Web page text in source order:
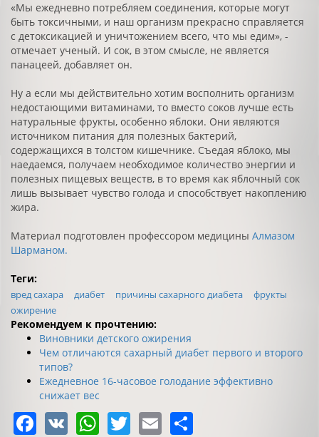
«Мы ежедневно потребляем соединения, которые могут
быть токсичными, и наш организм прекрасно справляется
с детоксикацией и уничтожением всего, что мы едим», -
отмечает ученый. И сок, в этом смысле, не является
панацеей, добавляет он.
Ну а если мы действительно хотим восполнить организм
недостающими витаминами, то вместо соков лучше есть
натуральные фрукты, особенно яблоки. Они являются
источником питания для полезных бактерий,
содержащихся в толстом кишечнике. Съедая яблоко, мы
наедаемся, получаем необходимое количество энергии и
полезных пищевых веществ, в то время как яблочный сок
лишь вызывает чувство голода и способствует накоплению
жира.
Материал подготовлен профессором медицины Алмазом
Шарманом.
Теги:
вред сахара диабет причины сахарного диабета
фрукты
ожирение
Рекомендуем к прочтению:
Виновники детского ожирения
Чем отличаются сахарный диабет первого и второго
типов?
Ежедневное 16-часовое голодание эффективно
снижает вес
Facebook
VK WhatsApp
Twitter
Email